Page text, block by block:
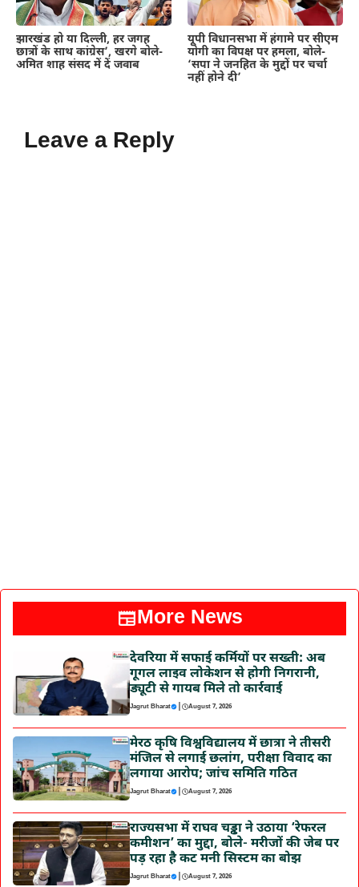
झारखंड हो या दिल्ली, हर जगह
छात्रों के साथ कांग्रेस’, खरगे बोले-
अमित शाह संसद में दें जवाब
यूपी विधानसभा में हंगामे पर सीएम
योगी का विपक्ष पर हमला, बोले-
‘सपा ने जनहित के मुद्दों पर चर्चा
नहीं होने दी’
Leave a Reply
More News
देवरिया में सफाई कर्मियों पर सख्ती: अब
गूगल लाइव लोकेशन से होगी निगरानी,
ड्यूटी से गायब मिले तो कार्रवाई
Jagrut Bharat | August 7, 2026
मेरठ कृषि विश्वविद्यालय में छात्रा ने तीसरी
मंजिल से लगाई छलांग, परीक्षा विवाद का
लगाया आरोप; जांच समिति गठित
Jagrut Bharat | August 7, 2026
राज्यसभा में राघव चड्ढा ने उठाया ‘रेफरल
कमीशन’ का मुद्दा, बोले- मरीजों की जेब पर
पड़ रहा है कट मनी सिस्टम का बोझ
Jagrut Bharat | August 7, 2026